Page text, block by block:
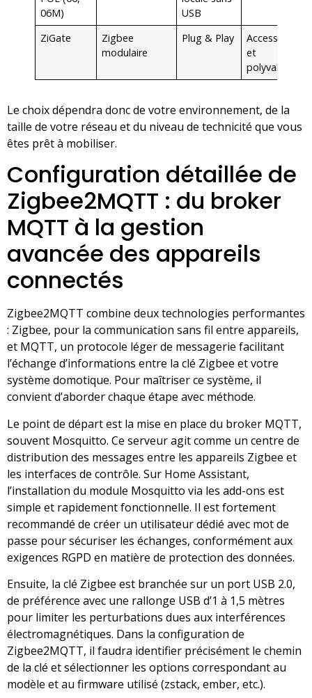
06M)
USB
ZiGate
Zigbee
modulaire
Plug & Play
Accessibilité
et
polyvalence
Le choix dépendra donc de votre environnement, de la
taille de votre réseau et du niveau de technicité que vous
êtes prêt à mobiliser.
Configuration détaillée de
Zigbee2MQTT : du broker
MQTT à la gestion
avancée des appareils
connectés
Zigbee2MQTT combine deux technologies performantes
: Zigbee, pour la communication sans fil entre appareils,
et MQTT, un protocole léger de messagerie facilitant
l’échange d’informations entre la clé Zigbee et votre
système domotique. Pour maîtriser ce système, il
convient d’aborder chaque étape avec méthode.
Le point de départ est la mise en place du broker MQTT,
souvent Mosquitto. Ce serveur agit comme un centre de
distribution des messages entre les appareils Zigbee et
les interfaces de contrôle. Sur Home Assistant,
l’installation du module Mosquitto via les add-ons est
simple et rapidement fonctionnelle. Il est fortement
recommandé de créer un utilisateur dédié avec mot de
passe pour sécuriser les échanges, conformément aux
exigences RGPD en matière de protection des données.
Ensuite, la clé Zigbee est branchée sur un port USB 2.0,
de préférence avec une rallonge USB d’1 à 1,5 mètres
pour limiter les perturbations dues aux interférences
électromagnétiques. Dans la configuration de
Zigbee2MQTT, il faudra identifier précisément le chemin
de la clé et sélectionner les options correspondant au
modèle et au firmware utilisé (zstack, ember, etc.).